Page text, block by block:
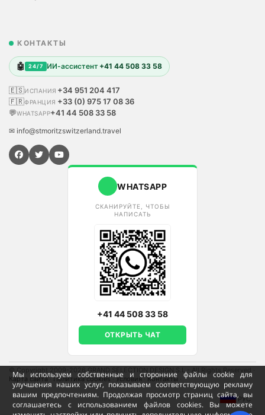
Мы используем собственные и сторонние файлы cookie для
улучшения наших услуг, показываем соответствующую рекламу
вашим предпочтениям. Продолжая просмотр страниц сайта, вы
соглашаетесь с использованием файлов cookies. Вы можете
КОНТАКТЫ
🤖 24/7 ИИ-ассистент +41 44 508 33 58
🇪🇸ИСПАНИЯ +34 951 204 417
🇫🇷ФРАНЦИЯ +33 (0) 975 17 08 36
💬WHATSAPP+41 44 508 33 58
✉ info@stmoritzswitzerland.travel
WHATSAPP
СКАНИРУЙТЕ, ЧТОБЫ
НАПИСАТЬ
+41 44 508 33 58
ОТКРЫТЬ ЧАТ
© Copyright 2009-2026 GRAND SELECTION DESIGN S.L - All Rights Reserved
Карта сайта·Политика cookies ·Условия· Контакты
РУС